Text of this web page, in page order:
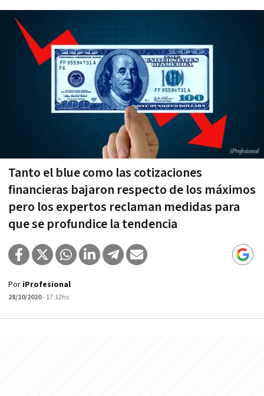
Tanto el blue como las cotizaciones
financieras bajaron respecto de los máximos
pero los expertos reclaman medidas para
que se profundice la tendencia
Por iProfesional
28/10/2020- 17:12hs